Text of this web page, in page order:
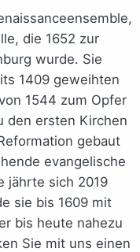
die 1652 zur
wurde. Sie
1409 geweihten
1544 zum Opfer
den ersten Kirchen
gebaut
evangelische
jährte sich 2019
sie bis 1609 mit
bis heute nahezu
Sie mit uns einen